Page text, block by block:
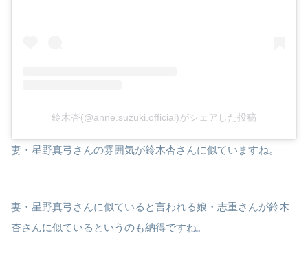
鈴木杏(@anne.suzuki.official)がシェアした投稿
妻・星野真弓さんの雰囲気が鈴木杏さんに似ていますね。
妻・星野真弓さんに似ていると言われる娘・志重さんが鈴木
杏さんに似ているというのも納得ですね。